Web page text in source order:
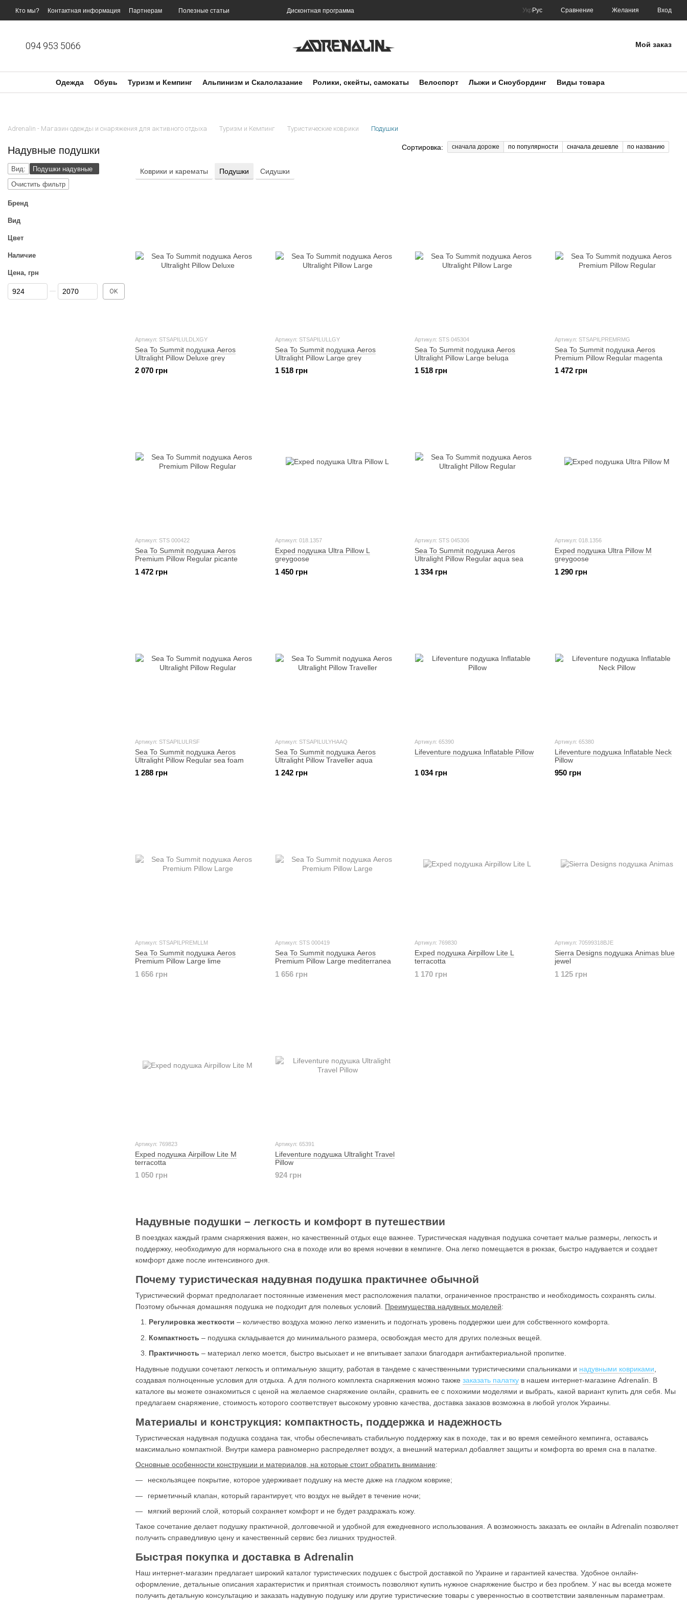
Перейти к основному контенту
Кто мы? Контактная информация Партнерам Полезные статьи Дисконтная программа Укр Рус Сравнение Желания Вход
094 953 5066 Мой заказ
Одежда Обувь Туризм и Кемпинг Альпинизм и Скалолазание Ролики, скейты, самокаты Велоспорт Лыжи и Сноубординг Виды товара
Adrenalin - Магазин одежды и снаряжения для активного отдыха Туризм и Кемпинг Туристические коврики Подушки
Надувные подушки Сортировка: сначала дороже по популярности сначала дешевле по названию
Коврики и карематы Подушки Сидушки
Надувные подушки – легкость и комфорт в путешествии
В поездках каждый грамм снаряжения важен, но качественный отдых еще важнее. Туристическая надувная подушка сочетает малые размеры, легкость и
поддержку, необходимую для нормального сна в походе или во время ночевки в кемпинге. Она легко помещается в рюкзак, быстро надувается и создает
комфорт даже после интенсивного дня.
Почему туристическая надувная подушка практичнее обычной
Туристический формат предполагает постоянные изменения мест расположения палатки, ограниченное пространство и необходимость сохранять силы.
Поэтому обычная домашняя подушка не подходит для полевых условий. Преимущества надувных моделей:
Регулировка жесткости – количество воздуха можно легко изменить и подогнать уровень поддержки шеи для собственного комфорта.
Компактность – подушка складывается до минимального размера, освобождая место для других полезных вещей.
Практичность – материал легко моется, быстро высыхает и не впитывает запахи благодаря антибактериальной пропитке.
Надувные подушки сочетают легкость и оптимальную защиту, работая в тандеме с качественными туристическими спальниками и надувными ковриками
создавая полноценные условия для отдыха. А для полного комплекта снаряжения можно также заказать палатку в нашем интернет-магазине Adrenalin. В
каталоге вы можете ознакомиться с ценой на желаемое снаряжение онлайн, сравнить ее с похожими моделями и выбрать, какой вариант купить для себя. Мы
предлагаем снаряжение, стоимость которого соответствует высокому уровню качества, доставка заказов возможна в любой уголок Украины.
Материалы и конструкция: компактность, поддержка и надежность
Туристическая надувная подушка создана так, чтобы обеспечивать стабильную поддержку как в походе, так и во время семейного кемпинга, оставаясь
максимально компактной. Внутри камера равномерно распределяет воздух, а внешний материал добавляет защиты и комфорта во время сна в палатке.
Основные особенности конструкции и материалов, на которые стоит обратить внимание:
нескользящее покрытие, которое удерживает подушку на месте даже на гладком коврике;
герметичный клапан, который гарантирует, что воздух не выйдет в течение ночи;
мягкий верхний слой, который сохраняет комфорт и не будет раздражать кожу.
Такое сочетание делает подушку практичной, долговечной и удобной для ежедневного использования. А возможность заказать ее онлайн в Adrenalin позволяет
получить справедливую цену и качественный сервис без лишних трудностей.
Быстрая покупка и доставка в Adrenalin
Наш интернет-магазин предлагает широкий каталог туристических подушек с быстрой доставкой по Украине и гарантией качества. Удобное онлайн-
оформление, детальные описания характеристик и приятная стоимость позволяют купить нужное снаряжение быстро и без проблем. У нас вы всегда можете
получить детальную консультацию и заказать надувную подушку или другие туристические товары с уверенностью в соответствии заявленным параметрам.
Артикул: STSAPILULDLXGY
Sea To Summit подушка Aeros
Ultralight Pillow Deluxe grey
2 070 грн
Артикул: STSAPILULLGY
Sea To Summit подушка Aeros
Ultralight Pillow Large grey
1 518 грн
Артикул: STS 045304
Sea To Summit подушка Aeros
Ultralight Pillow Large beluga
1 518 грн
Артикул: STSAPILPREMRMG
Sea To Summit подушка Aeros
Premium Pillow Regular magenta
1 472 грн
Артикул: STS 000422
Sea To Summit подушка Aeros
Premium Pillow Regular picante
1 472 грн
Артикул: 018.1357
Exped подушка Ultra Pillow L
greygoose
1 450 грн
Артикул: STS 045306
Sea To Summit подушка Aeros
Ultralight Pillow Regular aqua sea
1 334 грн
Артикул: 018.1356
Exped подушка Ultra Pillow M
greygoose
1 290 грн
Артикул: STSAPILULRSF
Sea To Summit подушка Aeros
Ultralight Pillow Regular sea foam
1 288 грн
Артикул: STSAPILULYHAAQ
Sea To Summit подушка Aeros
Ultralight Pillow Traveller aqua
1 242 грн
Артикул: 65390
Lifeventure подушка Inflatable Pillow
1 034 грн
Артикул: 65380
Lifeventure подушка Inflatable Neck
Pillow
950 грн
Артикул: STSAPILPREMLLM
Sea To Summit подушка Aeros
Premium Pillow Large lime
1 656 грн
Артикул: STS 000419
Sea To Summit подушка Aeros
Premium Pillow Large mediterranea
1 656 грн
Артикул: 769830
Exped подушка Airpillow Lite L
terracotta
1 170 грн
Артикул: 70599318BJE
Sierra Designs подушка Animas blue
jewel
1 125 грн
Артикул: 769823
Exped подушка Airpillow Lite M
terracotta
1 050 грн
Артикул: 65391
Lifeventure подушка Ultralight Travel
Pillow
924 грн
Вид:
Подушки надувные
Очистить фильтр
Бренд
Вид
Цвет
Наличие
Цена, грн
От Цена, грн
До Цена, грн OK